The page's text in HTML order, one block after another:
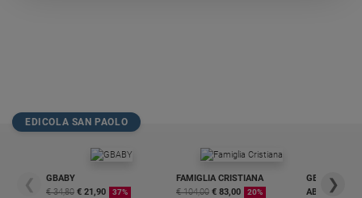
Policy
siamo
EDICOLA SAN PAOLO
❮
GBABY
€ 34,80 € 21,90 37%
FAMIGLIA CRISTIANA
€ 104,00 € 83,00 20%
GBABY
❯